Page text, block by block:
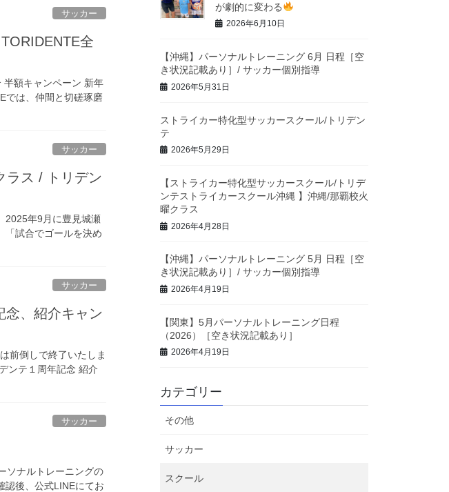
サッカー
全
半額キャンペーン 新年
では、仲間と切磋琢磨
サッカー
ラス / トリデン
2025年9月に豊見城瀬
「試合でゴールを決め
サッカー
念、紹介キャン
前倒しで終了いたしま
ンテ１周年記念 紹介
サッカー
ソナルトレーニングの
認後、公式LINEにてお
が劇的に変わる
2026年6月10日
【沖縄】パーソナルトレーニング 6月 日程［空
き状況記載あり］/ サッカー個別指導
2026年5月31日
ストライカー特化型サッカースクール/トリデン
テ
2026年5月29日
【ストライカー特化型サッカースクール/トリデ
ンテストライカースクール沖縄 】沖縄/那覇校火
曜クラス
2026年4月28日
【沖縄】パーソナルトレーニング 5月 日程［空
き状況記載あり］/ サッカー個別指導
2026年4月19日
【関東】5月パーソナルトレーニング日程
（2026）［空き状況記載あり］
2026年4月19日
カテゴリー
その他
サッカー
スクール